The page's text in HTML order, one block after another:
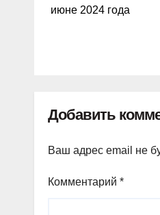
июне 2024 года
Добавить
Ваш адрес email не
Комментарий *